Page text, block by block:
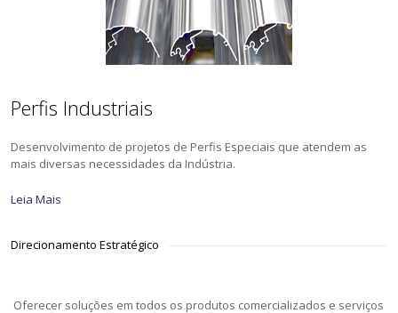
Perfis Industriais
Desenvolvimento de projetos de Perfis Especiais que atendem as
mais diversas necessidades da Indústria.
Leia Mais
Direcionamento Estratégico
Oferecer soluções em todos os produtos comercializados e serviços